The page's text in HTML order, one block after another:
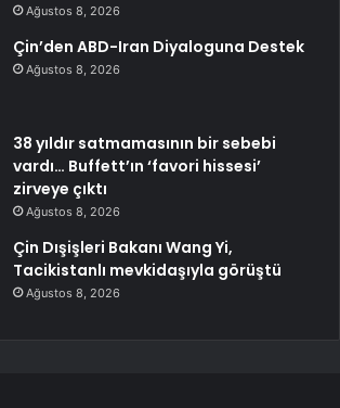
Ağustos 8, 2026
Çin’den ABD-Iran Diyaloguna Destek
Ağustos 8, 2026
38 yıldır satmamasının bir sebebi
vardı… Buffett’ın ‘favori hissesi’
zirveye çıktı
Ağustos 8, 2026
Çin Dışişleri Bakanı Wang Yi,
Tacikistanlı mevkidaşıyla görüştü
Ağustos 8, 2026